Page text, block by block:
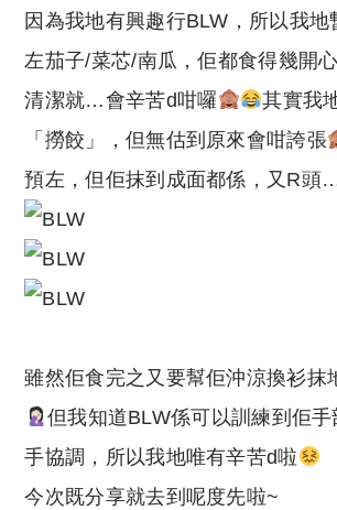
因為我地有興趣行BLW，所以我地
左茄子/菜芯/南瓜，佢都食得幾開
清潔就…會辛苦d咁囉
其實我
「撈餃」，但無估到原來會咁誇張
預左，但佢抹到成面都係，又R頭…
雖然佢食完之又要幫佢沖涼換衫抹
但我知道BLW係可以訓練到佢手
手協調，所以我地唯有辛苦d啦
今次既分享就去到呢度先啦~